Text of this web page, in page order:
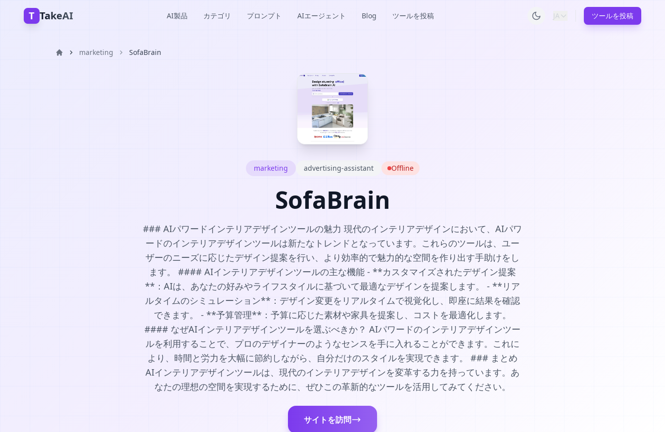
T TakeAI AI製品 カテゴリ プロンプト AIエージェント Blog ツールを投稿 JA ツールを投稿
marketing SofaBrain
marketing advertising-assistant Offline
SofaBrain
### AIパワードインテリアデザインツールの魅力 現代のインテリアデザインにおいて、AIパワ
ードのインテリアデザインツールは新たなトレンドとなっています。これらのツールは、ユー
ザーのニーズに応じたデザイン提案を行い、より効率的で魅力的な空間を作り出す手助けをし
ます。 #### AIインテリアデザインツールの主な機能 - **カスタマイズされたデザイン提案
**：AIは、あなたの好みやライフスタイルに基づいて最適なデザインを提案します。 - **リア
ルタイムのシミュレーション**：デザイン変更をリアルタイムで視覚化し、即座に結果を確認
できます。 - **予算管理**：予算に応じた素材や家具を提案し、コストを最適化します。
#### なぜAIインテリアデザインツールを選ぶべきか？ AIパワードのインテリアデザインツー
ルを利用することで、プロのデザイナーのようなセンスを手に入れることができます。これに
より、時間と労力を大幅に節約しながら、自分だけのスタイルを実現できます。 ### まとめ
AIインテリアデザインツールは、現代のインテリアデザインを変革する力を持っています。あ
なたの理想の空間を実現するために、ぜひこの革新的なツールを活用してみてください。
サイトを訪問